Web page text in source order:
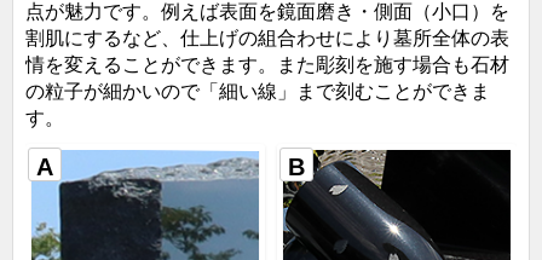
耐震対策・構造計算
地震に備え構造を検討、
耐震工法にて施工（画像
は耐震ボンドを塗布する
場面。石材と立体的に組
快適・安全に墓参ができ
るよう、拝む姿勢・花を
供える姿勢となった場合
の必要空間の確保、床の
点が魅力です。例えば表面を鏡面磨き・側面（小口）を
割肌にするなど、仕上げの組合わせにより墓所全体の表
情を変えることができます。また彫刻を施す場合も石材
の粒子が細かいので「細い線」まで刻むことができま
す。
A B